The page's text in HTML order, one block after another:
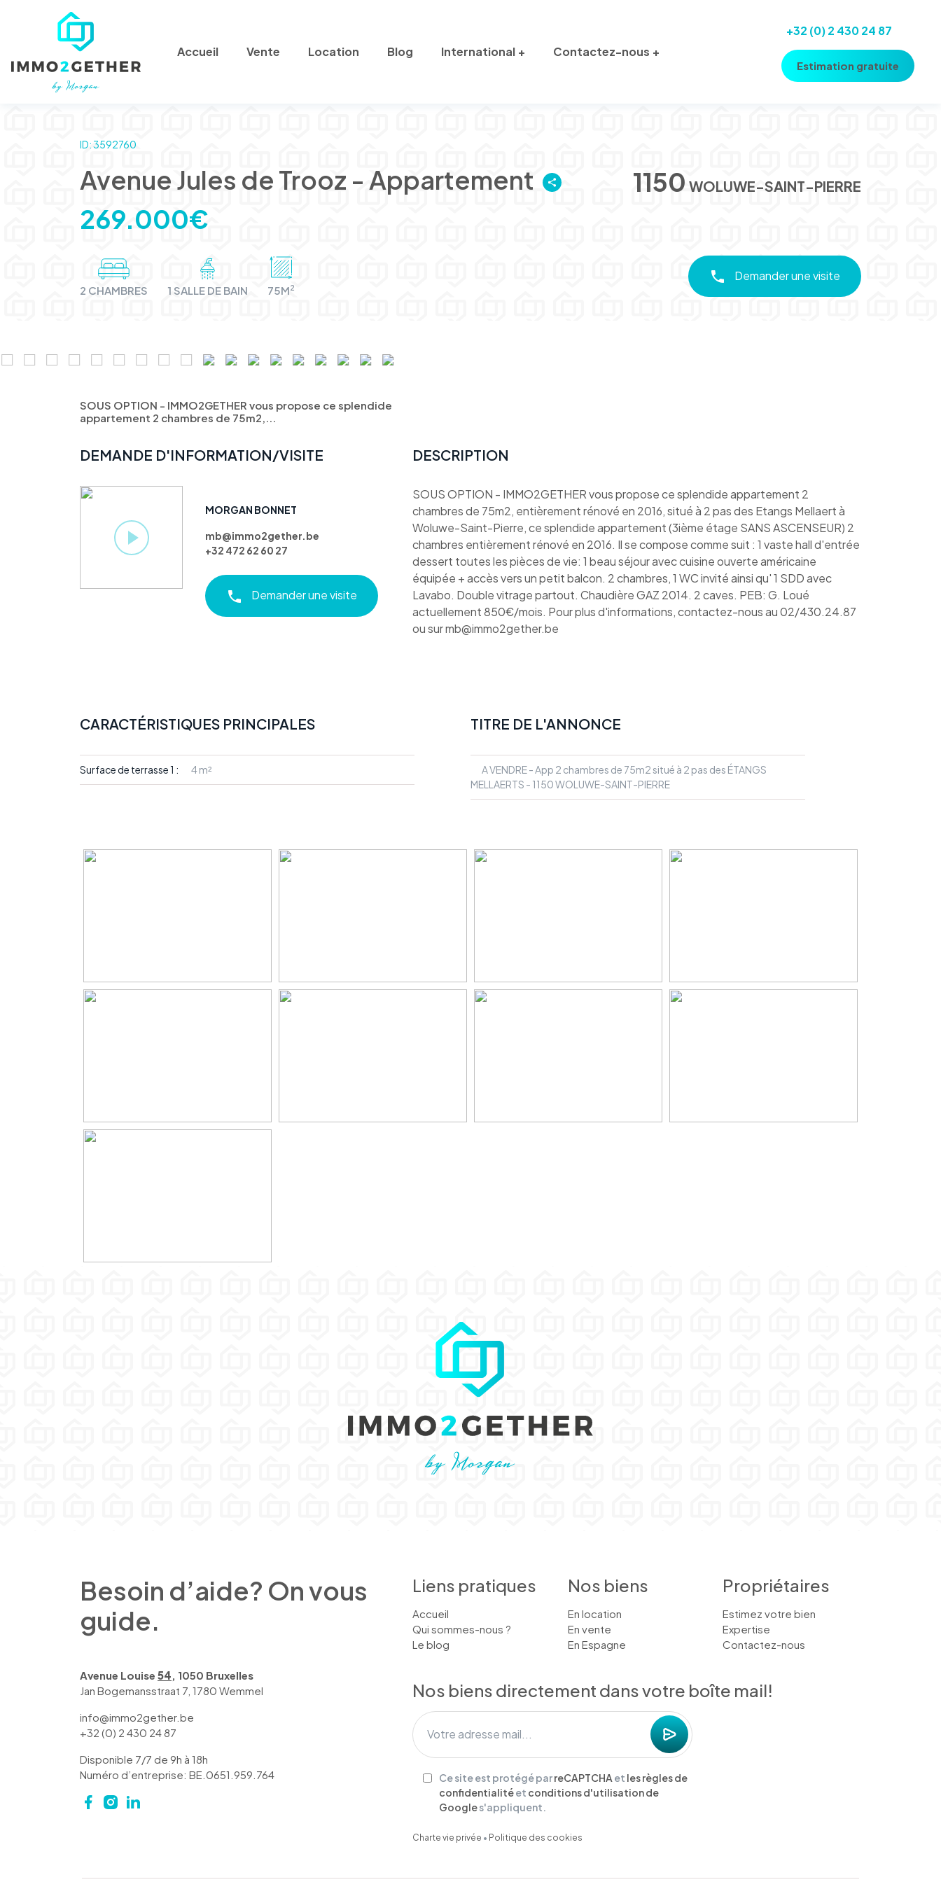
Accueil Vente Location Blog International Contactez-nous
+32 (0) 2 430 24 87
Estimation gratuite
ID: 3592760
Avenue Jules de Trooz - Appartement 1150 WOLUWE-SAINT-PIERRE
269.000€
2 CHAMBRES 1 SALLE DE BAIN 75M2
Demander une visite
SOUS OPTION - IMMO2GETHER vous propose ce splendide
appartement 2 chambres de 75m2,...
DEMANDE D'INFORMATION/VISITE
MORGAN BONNET
mb@immo2gether.be
+32 472 62 60 27
Demander une visite
DESCRIPTION
SOUS OPTION - IMMO2GETHER vous propose ce splendide appartement 2
chambres de 75m2, entièrement rénové en 2016, situé à 2 pas des Etangs Mellaert à
Woluwe-Saint-Pierre, ce splendide appartement (3ième étage SANS ASCENSEUR) 2
chambres entièrement rénové en 2016. Il se compose comme suit : 1 vaste hall d'entrée
dessert toutes les pièces de vie: 1 beau séjour avec cuisine ouverte américaine
équipée + accès vers un petit balcon. 2 chambres, 1 WC invité ainsi qu' 1 SDD avec
Lavabo. Double vitrage partout. Chaudière GAZ 2014. 2 caves. PEB: G. Loué
actuellement 850€/mois. Pour plus d'informations, contactez-nous au 02/430.24.87
ou sur mb@immo2gether.be
CARACTÉRISTIQUES PRINCIPALES
Surface de terrasse 1 : 4 m²
TITRE DE L'ANNONCE
A VENDRE - App 2 chambres de 75m2 situé à 2 pas des ÉTANGS
MELLAERTS - 1150 WOLUWE-SAINT-PIERRE
Besoin d’aide? On vous
guide.
Avenue Louise 54 , 1050 Bruxelles
Jan Bogemansstraat 7, 1780 Wemmel
info@immo2gether.be
+32 (0) 2 430 24 87
Disponible 7/7 de 9h à 18h
Numéro d’entreprise: BE.0651.959.764
Liens pratiques
Accueil
Qui sommes-nous ?
Le blog
Nos biens
En location
En vente
En Espagne
Propriétaires
Estimez votre bien
Expertise
Contactez-nous
Nos biens directement dans votre boîte mail!
Ce site est protégé parreCAPTCHA et les règles de
confidentialitéet conditions d'utilisation de
Googles'appliquent.
Charte vie privée • Politique des cookies